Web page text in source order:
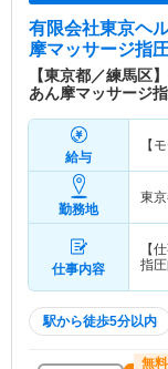
有限会社東京ヘ
摩マッサージ指
【東京都／練馬区
あん摩マッサージ
給与
【
勤務地
東
仕事内容
【
指
駅から徒歩5分以内